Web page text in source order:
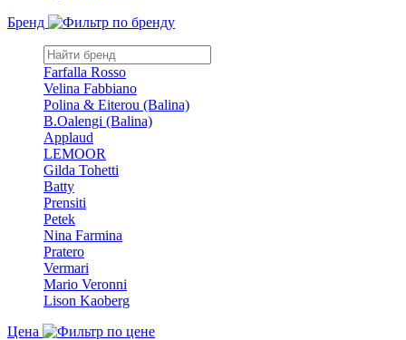
Бренд
Farfalla Rosso
Velina Fabbiano
Polina & Eiterou (Balina)
B.Oalengi (Balina)
Applaud
LEMOOR
Gilda Tohetti
Batty
Prensiti
Petek
Nina Farmina
Pratero
Vermari
Mario Veronni
Lison Kaoberg
Цена